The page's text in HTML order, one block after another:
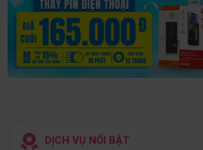
DỊCH VỤ NỔI BẬT